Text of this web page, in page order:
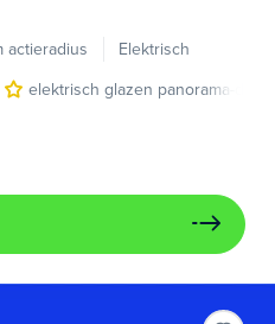
actieradius
Elektrisch
elektrisch glazen panorama-dak